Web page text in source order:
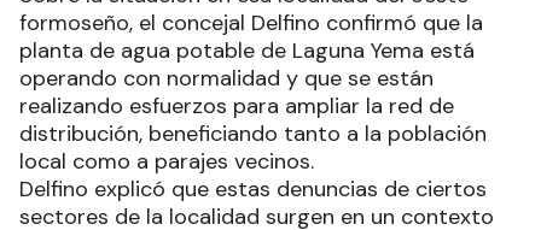
formoseño, el concejal Delfino confirmó que la
planta de agua potable de Laguna Yema está
operando con normalidad y que se están
realizando esfuerzos para ampliar la red de
distribución, beneficiando tanto a la población
local como a parajes vecinos.
Delfino explicó que estas denuncias de ciertos
sectores de la localidad surgen en un contexto